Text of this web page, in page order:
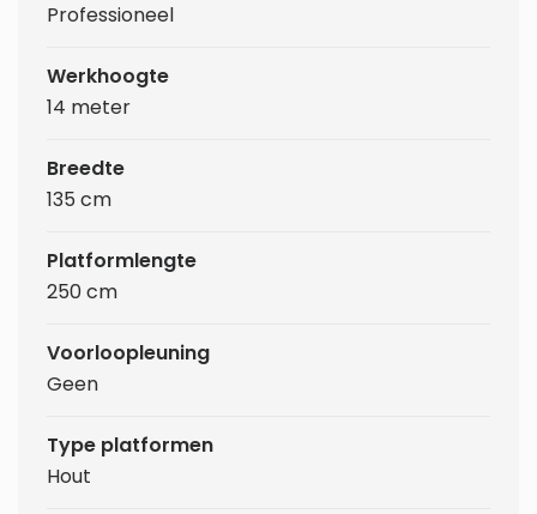
Professioneel
Werkhoogte
14 meter
Breedte
135 cm
Platformlengte
250 cm
Voorloopleuning
Geen
Type platformen
Hout